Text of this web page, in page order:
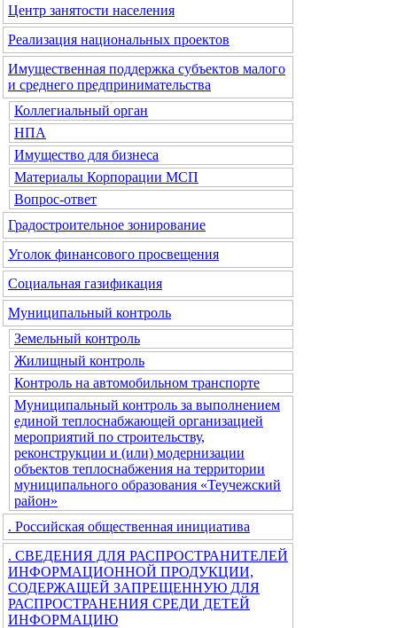
Центр занятости населения
Реализация национальных проектов
Имущественная поддержка субъектов малого
и среднего предпринимательства
Коллегиальный орган
НПА
Имущество для бизнеса
Материалы Корпорации МСП
Вопрос-ответ
Градостроительное зонирование
Уголок финансового просвещения
Социальная газификация
Муниципальный контроль
Земельный контроль
Жилищный контроль
Контроль на автомобильном транспорте
Муниципальный контроль за выполнением
единой теплоснабжающей организацией
мероприятий по строительству,
реконструкции и (или) модернизации
объектов теплоснабжения на территории
муниципального образования «Теучежский
район»
. Российская общественная инициатива
. СВЕДЕНИЯ ДЛЯ РАСПРОСТРАНИТЕЛЕЙ
ИНФОРМАЦИОННОЙ ПРОДУКЦИИ,
СОДЕРЖАЩЕЙ ЗАПРЕЩЕННУЮ ДЛЯ
РАСПРОСТРАНЕНИЯ СРЕДИ ДЕТЕЙ
ИНФОРМАЦИЮ